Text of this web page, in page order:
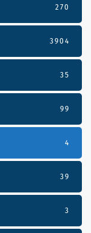
270
3904
35
99
4
39
3